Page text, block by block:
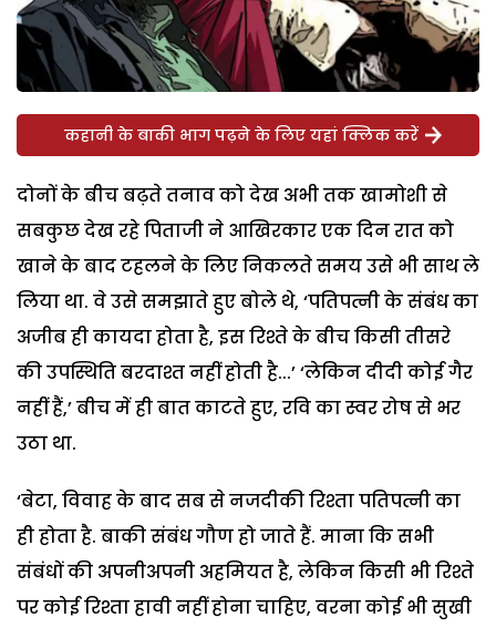
कहानी के बाकी भाग पढ़ने के लिए यहां क्लिक करें
दोनों के बीच बढ़ते तनाव को देख अभी तक खामोशी से
सबकुछ देख रहे पिताजी ने आखिरकार एक दिन रात को
खाने के बाद टहलने के लिए निकलते समय उसे भी साथ ले
लिया था. वे उसे समझाते हुए बोले थे, ‘पतिपत्नी के संबंध का
अजीब ही कायदा होता है, इस रिश्ते के बीच किसी तीसरे
की उपस्थिति बरदाश्त नहीं होती है...’ ‘लेकिन दीदी कोई गैर
नहीं हैं,’ बीच में ही बात काटते हुए, रवि का स्वर रोष से भर
उठा था.
‘बेटा, विवाह के बाद सब से नजदीकी रिश्ता पतिपत्नी का
ही होता है. बाकी संबंध गौण हो जाते हैं. माना कि सभी
संबंधों की अपनीअपनी अहमियत है, लेकिन किसी भी रिश्ते
पर कोई रिश्ता हावी नहीं होना चाहिए, वरना कोई भी सुखी